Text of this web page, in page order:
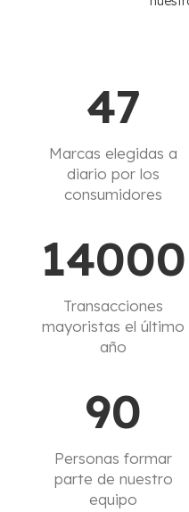
47
Marcas elegidas a
diario por los
consumidores
14000
Transacciones
mayoristas el último
año
90
Personas formar
parte de nuestro
equipo